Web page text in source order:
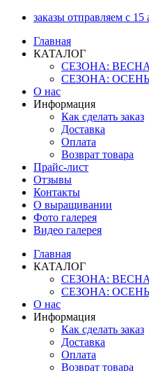
Перейти
содержимому
заказы отправляем с 15
Главная
КАТАЛОГ
СЕЗОНА:
СЕЗОНА: ОСЕНЬ
О нас
Информация
Как сделать заказ
Доставка
Оплата
Возврат товара
Прайс-лист
Отзывы
Контакты
О выращивании
Фото галерея
Видео галерея
Главная
КАТАЛОГ
СЕЗОНА:
СЕЗОНА: ОСЕНЬ
О нас
Информация
Как сделать заказ
Доставка
Оплата
Возврат товара